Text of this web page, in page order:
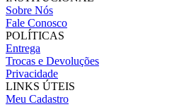
Sobre Nós
Fale Conosco
POLÍTICAS
Entrega
Trocas e Devoluções
Privacidade
LINKS ÚTEIS
Meu Cadastro